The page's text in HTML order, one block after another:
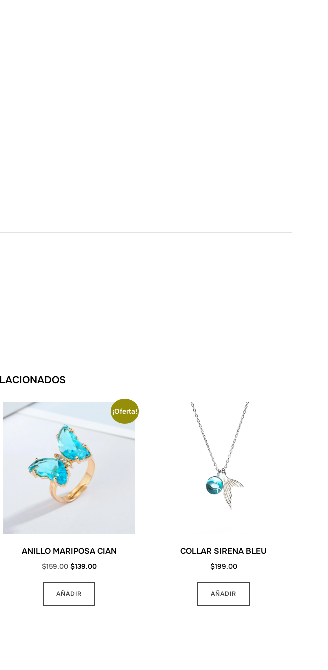
¡Oferta!
ANILLO MARIPOSA CIAN
$159.00 Original
was:
$139.00Current
AÑADIR
COLLAR SIRENA BLEU
$199.00
AÑADIR